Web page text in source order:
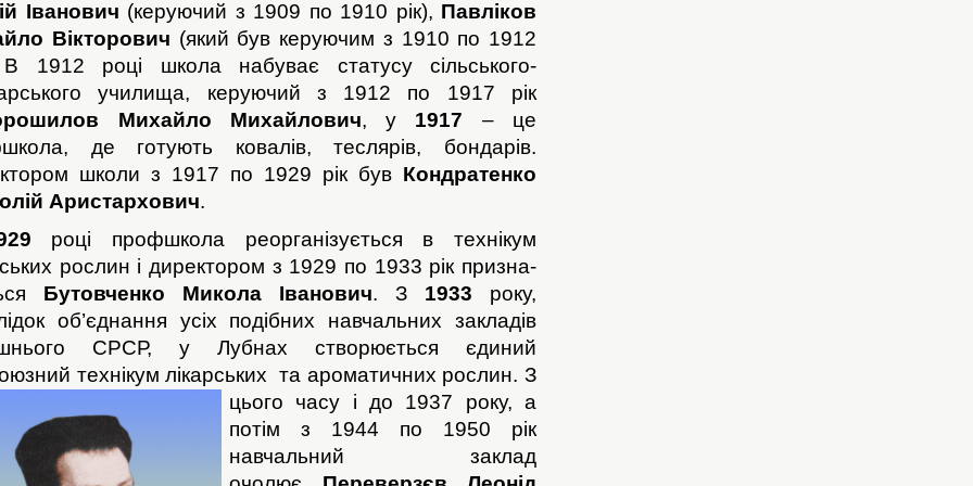
Іванович (керуючий з 1909 по 1910 рік), Павліков
Вікторович (який був керуючим з 1910 по 1912
В 1912 році школа набуває статусу сільського-
училища, керуючий з 1912 по 1917 рік
Михайло Михайлович, у 1917 – це
де готують ковалів, теслярів, бондарів.
школи з 1917 по 1929 рік був Кондратенко
Аристархович.
році профшкола реорганізується в технікум
рослин і директором з 1929 по 1933 рік призна-
Бутовченко Микола Іванович. З 1933 року,
об’єднання усіх подібних навчальних закладів
СРСР, у Лубнах створюється єдиний
технікум лікарських та ароматичних рослин. З
цього часу і до 1937 року, а
потім з 1944 по 1950 рік
навчальний заклад